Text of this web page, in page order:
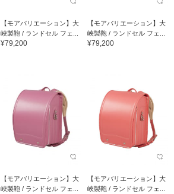
【モアバリエーション】大
峽製鞄 / ランドセル フェ...
¥79,200
【モアバリエーション】大
峽製鞄 / ランドセル フェ...
¥79,200
【モアバリエーション】大
峽製鞄 / ランドセル フェ...
【モアバリエーション】大
峽製鞄 / ランドセル フェ...